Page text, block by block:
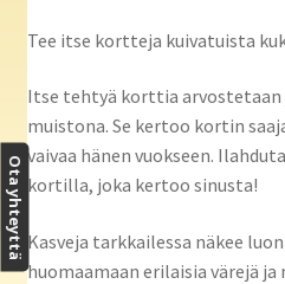
Tee itse kortteja kuivatuista
Itse tehtyä korttia arvostetaan
muistona. Se kertoo kortin
vaivaa hänen vuokseen.
kortilla, joka kertoo sinusta!
Kasveja tarkkailessa näkee
huomaamaan erilaisia värejä
Ota yhteyttä